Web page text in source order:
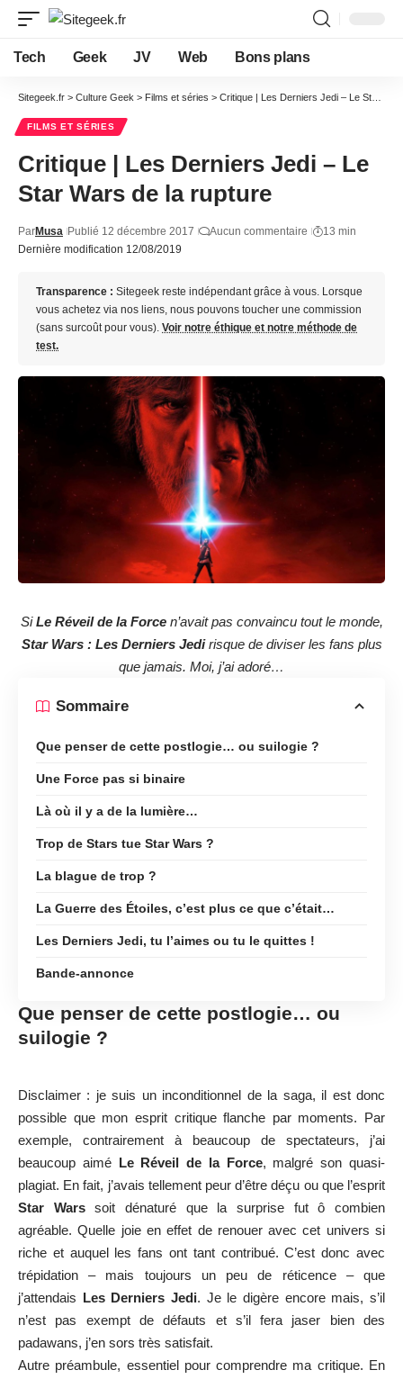
Tech Geek JV Web Bons plans
Sitegeek.fr > Culture Geek > Films et séries > Critique | Les Derniers Jedi – Le Star Wars de la rupture
FILMS ET SÉRIES
Critique | Les Derniers Jedi – Le
Star Wars de la rupture
Dernière modification 12/08/2019
ParMusa Publié 12 décembre 2017 Aucun commentaire 13 min
Transparence : Sitegeek reste indépendant grâce à vous. Lorsque
vous achetez via nos liens, nous pouvons toucher une commission
(sans surcoût pour vous). Voir notre éthique et notre méthode de
test.
SiLe Réveil de la Forcen’avait pas convaincu tout le monde,
Star Wars : Les Derniers Jedirisque de diviser les fans plus
que jamais. Moi, j’ai adoré…
Sommaire
Que penser de cette postlogie… ou suilogie ?
Une Force pas si binaire
Là où il y a de la lumière…
Trop de Stars tue Star Wars ?
La blague de trop ?
La Guerre des Étoiles, c’est plus ce que c’était…
Les Derniers Jedi, tu l’aimes ou tu le quittes !
Bande-annonce
Que penser de cette postlogie… ou
suilogie ?
Disclaimer : je suis un inconditionnel de la saga, il est donc
possible que mon esprit critique flanche par moments. Par
exemple, contrairement à beaucoup de spectateurs, j’ai
beaucoup aimé Le Réveil de la Force, malgré son quasi-
plagiat. En fait, j’avais tellement peur d’être déçu ou que l’esprit
Star Warssoit dénaturé que la surprise fut ô combien
agréable. Quelle joie en effet de renouer avec cet univers si
riche et auquel les fans ont tant contribué. C’est donc avec
trépidation – mais toujours un peu de réticence – que
j’attendais Les Derniers Jedi. Je le digère encore mais, s’il
n’est pas exempt de défauts et s’il fera jaser bien des
padawans, j’en sors très satisfait.
Autre préambule, essentiel pour comprendre ma critique. En